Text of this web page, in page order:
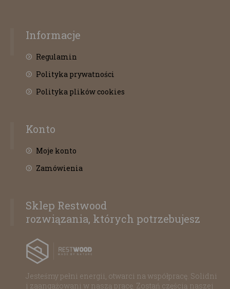
Informacje
Regulamin
Polityka prywatności
Polityka plików cookies
Konto
Moje konto
Zamówienia
Sklep Restwood
rozwiązania, których potrzebujesz
Jesteśmy pełni energii, otwarci na współpracę. Solidni
i zaangażowani w naszą pracę. Zostań częścią naszej